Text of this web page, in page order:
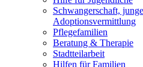
Schwangerschaft,
Adoptionsvermittlung
Pflegefamilien
Beratung & Therapie
Stadtteilarbeit
Hilfen für Familien